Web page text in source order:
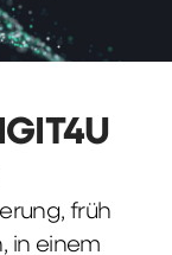
früh
in einem